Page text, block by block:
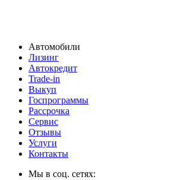
Автомобили
Лизинг
Автокредит
Trade-in
Выкуп
Госпрограммы
Рассрочка
Сервис
Отзывы
Услуги
Контакты
Мы в соц. сетях: